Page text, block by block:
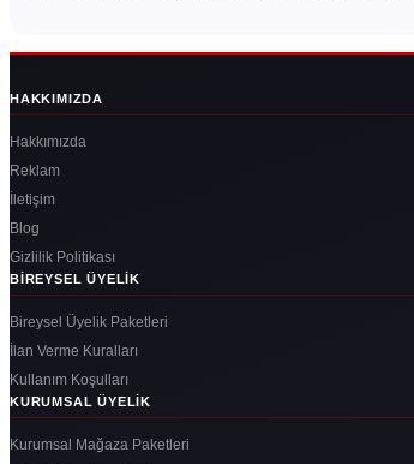
HAKKIMIZDA
Hakkımızda
Reklam
İletişim
Blog
Gizlilik Politikası
BIREYSEL ÜYELIK
Bireysel Üyelik Paketleri
İlan Verme Kuralları
Kullanım Koşulları
KURUMSAL ÜYELIK
Kurumsal Mağaza Paketleri